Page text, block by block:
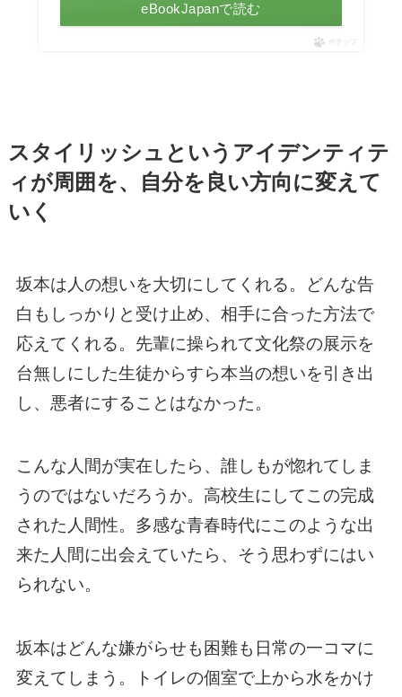
eBookJapanで読む
ポチップ
スタイリッシュというアイデンティテ
ィが周囲を、自分を良い方向に変えて
いく
坂本は人の想いを大切にしてくれる。どんな告
白もしっかりと受け止め、相手に合った方法で
応えてくれる。先輩に操られて文化祭の展示を
台無しにした生徒からすら本当の想いを引き出
し、悪者にすることはなかった。
こんな人間が実在したら、誰しもが惚れてしま
うのではないだろうか。高校生にしてこの完成
された人間性。多感な青春時代にこのような出
来た人間に出会えていたら、そう思わずにはい
られない。
坂本はどんな嫌がらせも困難も日常の一コマに
変えてしまう。トイレの個室で上から水をかけ